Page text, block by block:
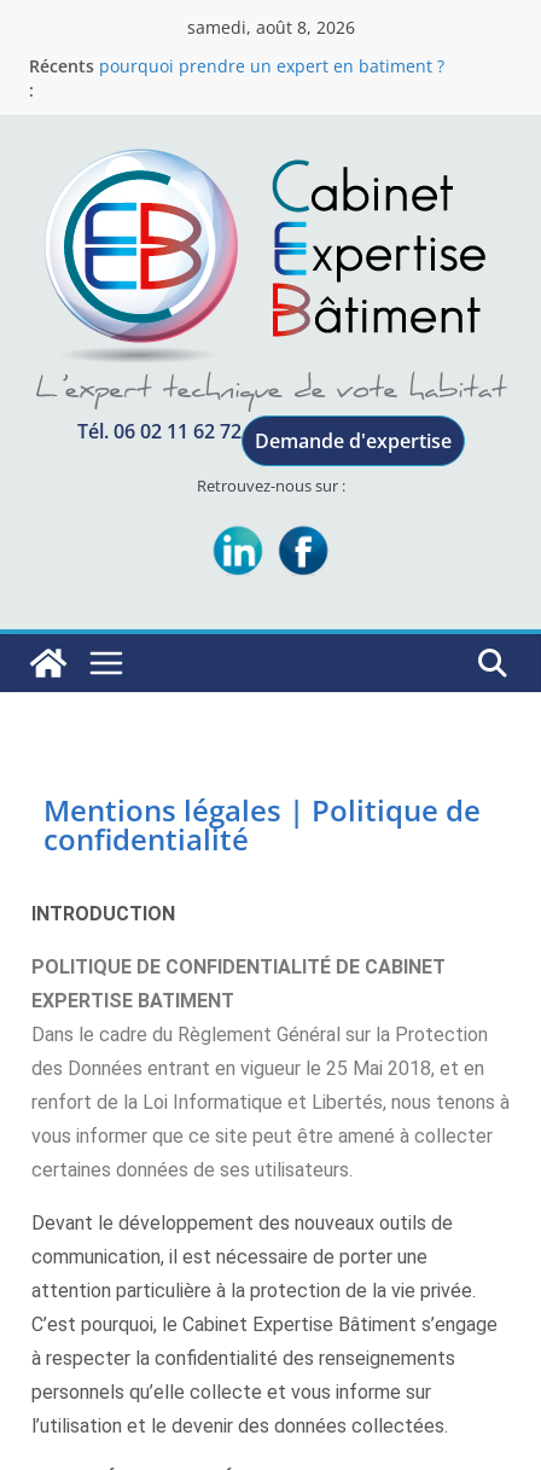
samedi, août 8, 2026
Récents
:
pourquoi prendre un expert en batiment ?
Votre partenaire indépendant pour résoudre les
litiges du bâtiment
Assistance a reception
Tél. 06 02 11 62 72 Demande d'expertise
Retrouvez-nous sur :
Mentions légales | Politique de
confidentialité
INTRODUCTION
POLITIQUE DE CONFIDENTIALITÉ DE CABINET
EXPERTISE BATIMENT
Dans le cadre du Règlement Général sur la Protection
des Données entrant en vigueur le 25 Mai 2018, et en
renfort de la Loi Informatique et Libertés, nous tenons à
vous informer que ce site peut être amené à collecter
certaines données de ses utilisateurs.
Devant le développement des nouveaux outils de
communication, il est nécessaire de porter une
attention particulière à la protection de la vie privée.
C’est pourquoi, le Cabinet Expertise Bâtiment s’engage
à respecter la confidentialité des renseignements
personnels qu’elle collecte et vous informe sur
l’utilisation et le devenir des données collectées.